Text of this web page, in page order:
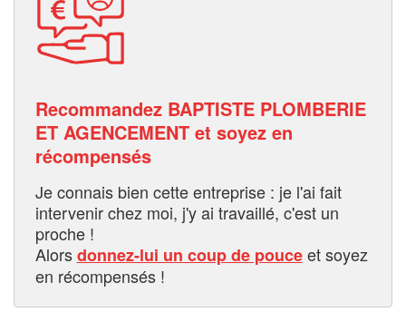
Recommandez BAPTISTE PLOMBERIE
ET AGENCEMENT et soyez en
récompensés
Je connais bien cette entreprise : je l'ai fait
intervenir chez moi, j'y ai travaillé, c'est un
proche !
Alorsdonnez-lui un coup de pouceet soyez
en récompensés !